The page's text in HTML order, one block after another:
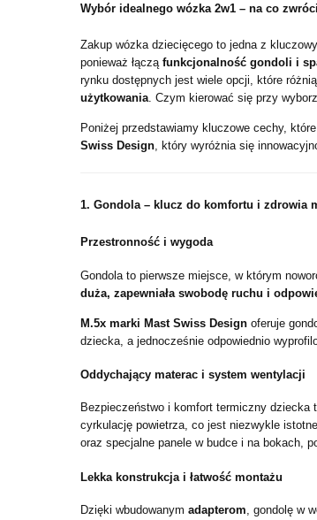
Wybór idealnego wózka 2w1 – na co
Zakup wózka dziecięcego to jedna z
ponieważ łączą funkcjonalność gondoli i
rynku dostępnych jest wiele opcji, które
użytkowania. Czym kierować się przy
Poniżej przedstawiamy kluczowe cechy, które
Swiss Design, który wyróżnia się
1. Gondola – klucz do komfortu i zdrowia
Przestronność i wygoda
Gondola to pierwsze miejsce, w którym
duża, zapewniała swobodę ruchu i
M.5x marki Mast Swiss Designoferuje
dziecka, a jednocześnie odpowiednio
Oddychający materac i system wentylacji
Bezpieczeństwo i komfort termiczny
cyrkulację powietrza, co jest niezwykle
oraz specjalne panele w budce i na bokach,
Lekka konstrukcja i łatwość montażu
Dzięki wbudowanym adapterom, gondolę w